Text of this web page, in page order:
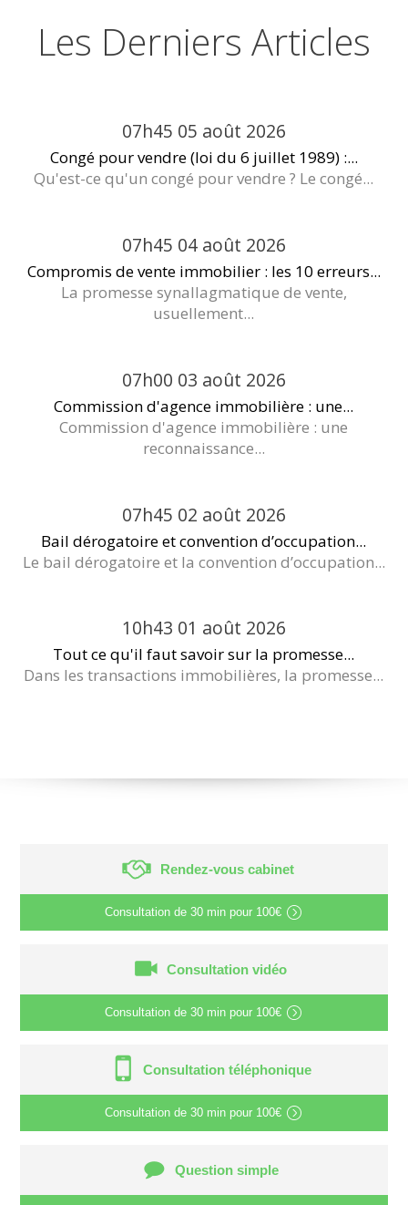
Les Derniers Articles
07h45 05 août 2026
Congé pour vendre (loi du 6 juillet 1989) :...
Qu'est-ce qu'un congé pour vendre ? Le congé...
07h45 04 août 2026
Compromis de vente immobilier : les 10 erreurs...
La promesse synallagmatique de vente,
usuellement...
07h00 03 août 2026
Commission d'agence immobilière : une...
Commission d'agence immobilière : une
reconnaissance...
07h45 02 août 2026
Bail dérogatoire et convention d’occupation...
Le bail dérogatoire et la convention d’occupation...
10h43 01 août 2026
Tout ce qu'il faut savoir sur la promesse...
Dans les transactions immobilières, la promesse...
Rendez-vous cabinet
Consultation de 30 min pour 100€
Consultation vidéo
Consultation de 30 min pour 100€
Consultation téléphonique
Consultation de 30 min pour 100€
Question simple